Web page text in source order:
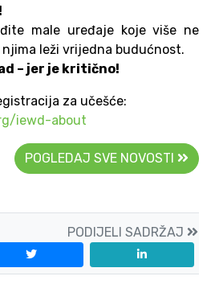
male uređaje koje više ne
leži vrijedna budućnost.
– jer je kritično!
za učešće:
iewd-about
POGLEDAJ SVE NOVOSTI
PODIJELI SADRŽAJ